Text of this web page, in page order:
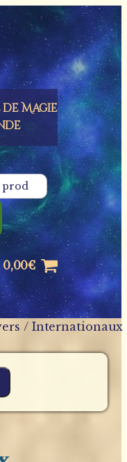
deMagie
0,00€
/ Internationaux